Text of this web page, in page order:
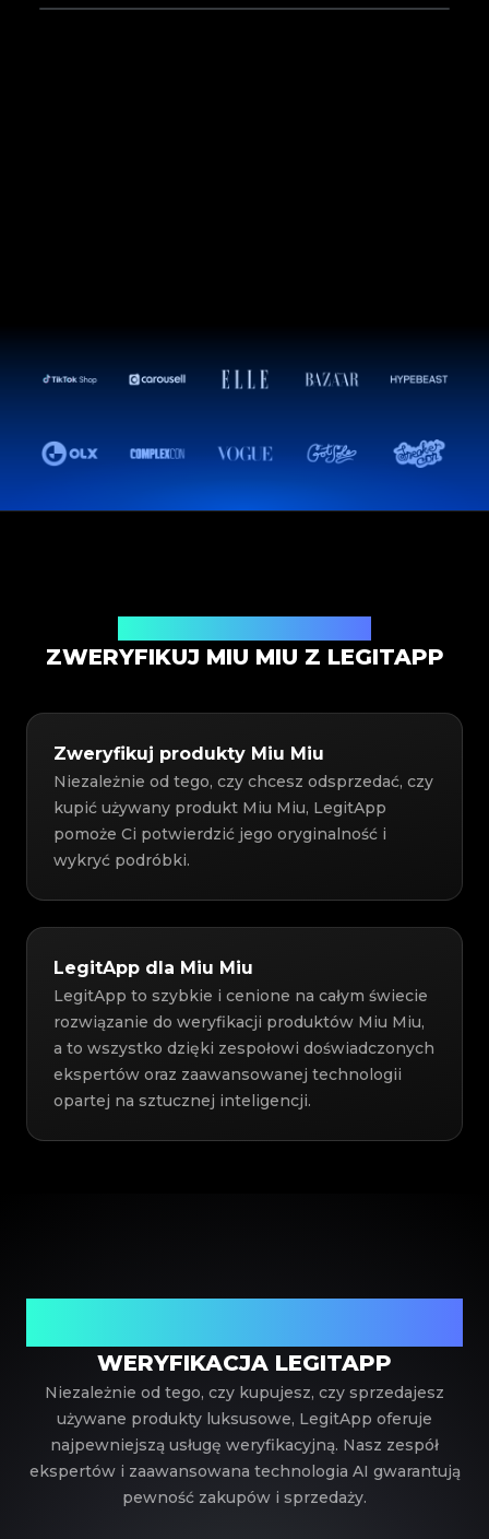
ZWERYFIKUJ MIU MIU Z LEGITAPP
Zweryfikuj produkty Miu Miu
Niezależnie od tego, czy chcesz odsprzedać, czy
kupić używany produkt Miu Miu, LegitApp
pomoże Ci potwierdzić jego oryginalność i
wykryć podróbki.
LegitApp dla Miu Miu
LegitApp to szybkie i cenione na całym świecie
rozwiązanie do weryfikacji produktów Miu Miu,
a to wszystko dzięki zespołowi doświadczonych
ekspertów oraz zaawansowanej technologii
opartej na sztucznej inteligencji.
WERYFIKACJA LEGITAPP
Niezależnie od tego, czy kupujesz, czy sprzedajesz
używane produkty luksusowe, LegitApp oferuje
najpewniejszą usługę weryfikacyjną. Nasz zespół
ekspertów i zaawansowana technologia AI gwarantują
pewność zakupów i sprzedaży.